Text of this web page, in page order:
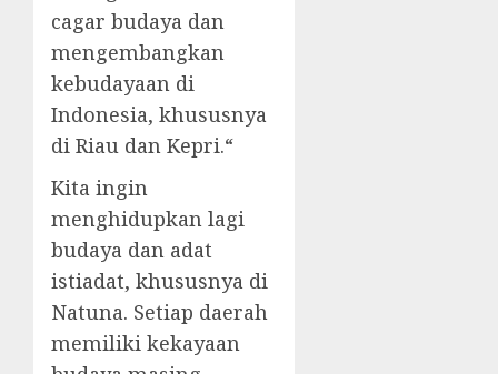
cagar budaya dan
mengembangkan
kebudayaan di
Indonesia, khususnya
di Riau dan Kepri.“
Kita ingin
menghidupkan lagi
budaya dan adat
istiadat, khususnya di
Natuna. Setiap daerah
memiliki kekayaan